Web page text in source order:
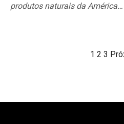
produtos naturais da América…
1 2 3